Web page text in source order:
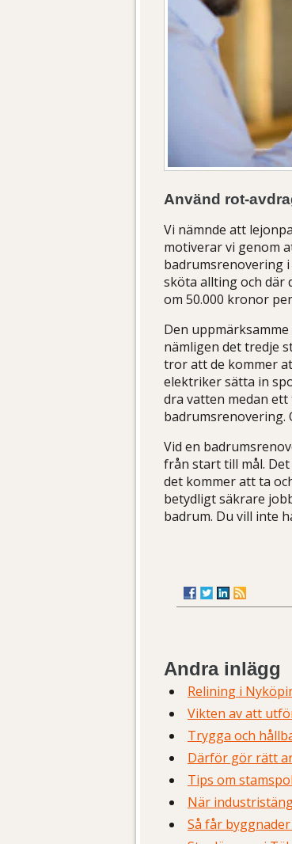
Använd rot-
Vi nämnde att
motiverar vi genom
badrumsrenovering
sköta allting och där
om 50.000 kronor
Den
nämligen det tredje
tror att de kommer
elektriker sätta in
dra vatten medan
badrumsrenovering.
Vid en
från start till mål.
det kommer att ta
betydligt säkrare
badrum. Du vill inte
Andra inlägg
Relining i
Vikten av att
Trygga och
Därför gör rätt
Tips om
När
Så får